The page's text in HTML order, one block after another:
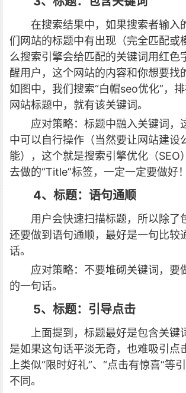
在搜索结果中，如果搜索者输入
们网站的标题中有出现（完全匹配或
么搜索引擎会给匹配的关键词用红色
醒用户，这个网站的内容和你想要找
如图中，我们搜索“白帽seo优化”，
网站标题中，就有该关键词。
应对策略：标题中融入关键词，
中可以自行操作（当然要让网站建设
能），这个就是搜索引擎优化（SEO
去做的“Title”标签，一定一定要做好！
4、标题：语句通顺
用户会快速扫描标题，所以除了
还要做到语句通顺，最好是一句比较
话。
应对策略：不要堆砌关键词，要
的一句话。
5、标题：引导点击
上面提到，标题最好是包含关键
是如果这句话平淡无奇，也难吸引点
上类似“限时好礼”、“点击有惊喜”等
不同。